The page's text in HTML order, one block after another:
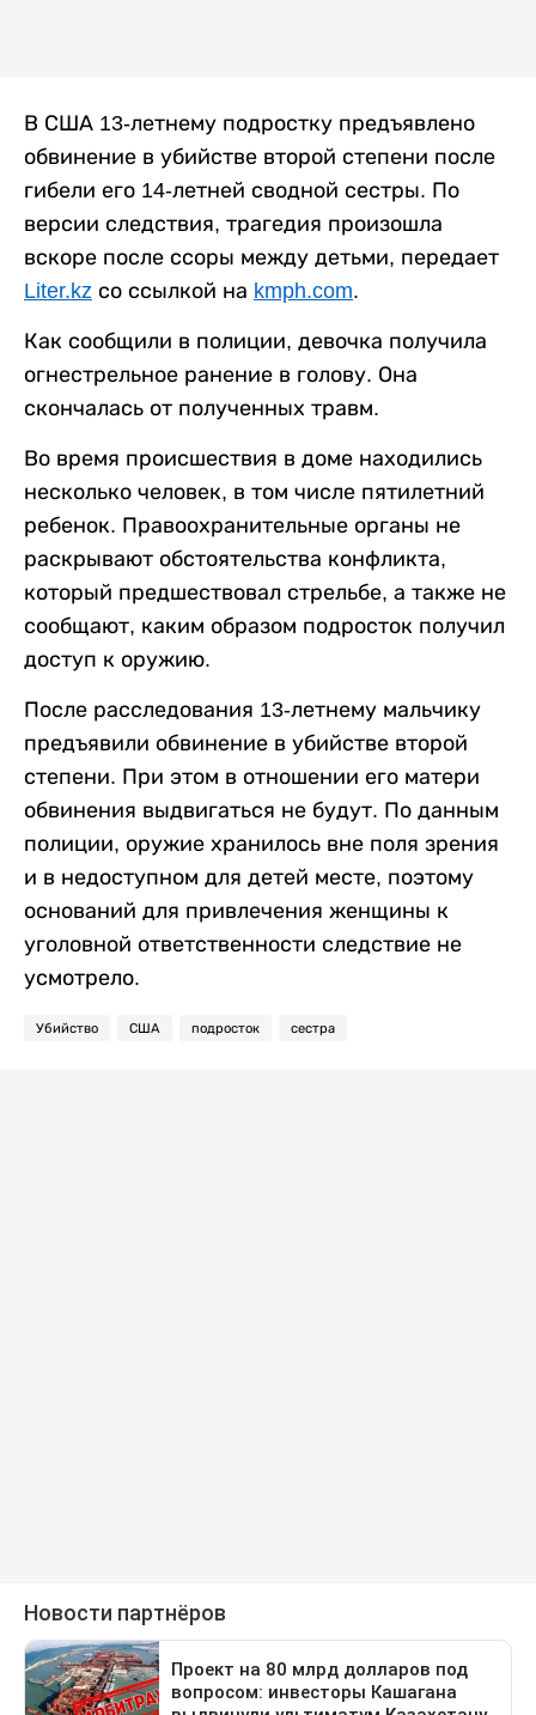
В США 13-летнему подростку предъявлено
обвинение в убийстве второй степени после
гибели его 14-летней сводной сестры. По
версии следствия, трагедия произошла
вскоре после ссоры между детьми, передает
Liter.kz со ссылкой на kmph.com.
Как сообщили в полиции, девочка получила
огнестрельное ранение в голову. Она
скончалась от полученных травм.
Во время происшествия в доме находились
несколько человек, в том числе пятилетний
ребенок. Правоохранительные органы не
раскрывают обстоятельства конфликта,
который предшествовал стрельбе, а также не
сообщают, каким образом подросток получил
доступ к оружию.
После расследования 13-летнему мальчику
предъявили обвинение в убийстве второй
степени. При этом в отношении его матери
обвинения выдвигаться не будут. По данным
полиции, оружие хранилось вне поля зрения
и в недоступном для детей месте, поэтому
оснований для привлечения женщины к
уголовной ответственности следствие не
усмотрело.
Убийство США подросток сестра